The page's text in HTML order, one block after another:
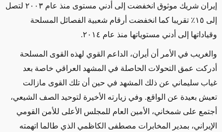
إيران شريك موثوق انخفضت إلى أدني مستوى منذ عام ٢٠٠٣ لتصل
إلى ١٥٪؜ تقريبا كما انخفضت أرقام شعبية الفصائل المسلحة
وقياداتها إلى أدني مستوياتها منذ عام ٢٠١٤.
والغريب في الأمر أن أيران، الداعم القوي لهذه القوى المسلحة
أدركت عمق التحولات الحاصلة في المشهد العراقي خاصة بعد
غياب سليماني عن ذلك المشهد في حين أن تلك القوى مازالت
تعيش بعيدة عن الواقع. وفي زيارته الأخيرة لتوحيد الصف الشيعي،
أجتمع على شمخاني، الأمين العام للمجلس الأعلى للأمن القومي
الإيراني، بمدير المخابرات مصطفى الكاظمي الذي طالما اتهمته